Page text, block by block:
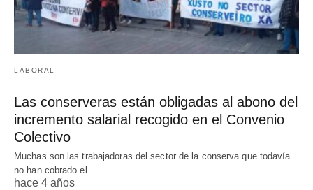
LABORAL
Las conserveras están obligadas al abono del
incremento salarial recogido en el Convenio
Colectivo
Muchas son las trabajadoras del sector de la conserva que todavía
no han cobrado el…
hace 4 años